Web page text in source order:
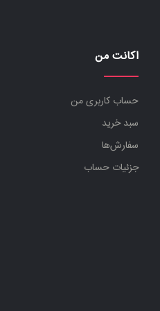
اکانت من
حساب کاربری من
سبد خرید
سفارش‌ها
جزئیات حساب